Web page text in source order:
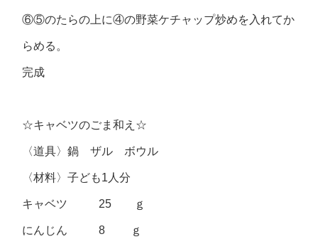
⑥⑤のたらの上に④の野菜ケチャップ炒めを入れてか
らめる。
完成
☆キャベツのごま和え☆
〈道具〉鍋 ザル ボウル
〈材料〉子ども1人分
キャベツ 25 ｇ
にんじん 8 ｇ